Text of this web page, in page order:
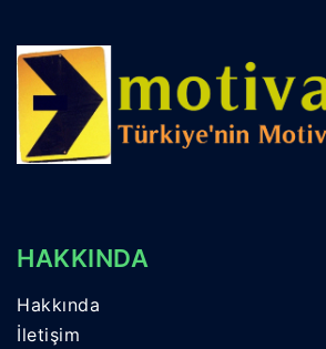
HAKKINDA
Hakkında
İletişim